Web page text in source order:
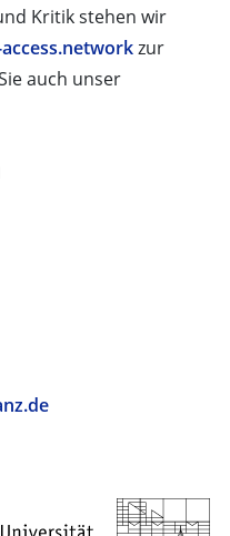
Kritik stehen wir
zur
auch unser